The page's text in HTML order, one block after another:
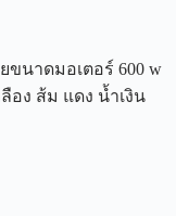
นาดมอเตอร์ 600 w
อง ส้ม แดง น้ำเงิน